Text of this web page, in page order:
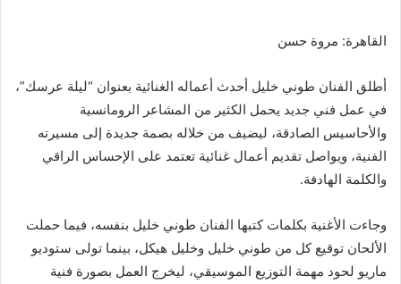
القاهرة: مروة حسن
أطلق الفنان طوني خليل أحدث أعماله الغنائية بعنوان “ليلة عرسك”،
في عمل فني جديد يحمل الكثير من المشاعر الرومانسية
والأحاسيس الصادقة، ليضيف من خلاله بصمة جديدة إلى مسيرته
الفنية، ويواصل تقديم أعمال غنائية تعتمد على الإحساس الراقي
والكلمة الهادفة.
وجاءت الأغنية بكلمات كتبها الفنان طوني خليل بنفسه، فيما حملت
الألحان توقيع كل من طوني خليل وخليل هيكل، بينما تولى ستوديو
ماريو لحود مهمة التوزيع الموسيقي، ليخرج العمل بصورة فنية